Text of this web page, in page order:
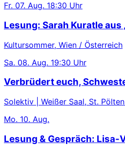
Fr. 07. Aug. 18:30 Uhr
Lesung: Sarah Kuratle aus
Kultursommer, Wien / Österreich
Sa. 08. Aug. 19:30 Uhr
Verbrüdert euch,
Solektiv | Weißer Saal, St.
Mo. 10. Aug.
Lesung & Gespräch: Lisa-